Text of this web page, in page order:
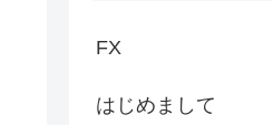
FX
はじめまして